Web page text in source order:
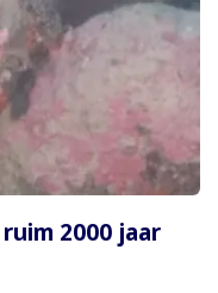
2000 jaar